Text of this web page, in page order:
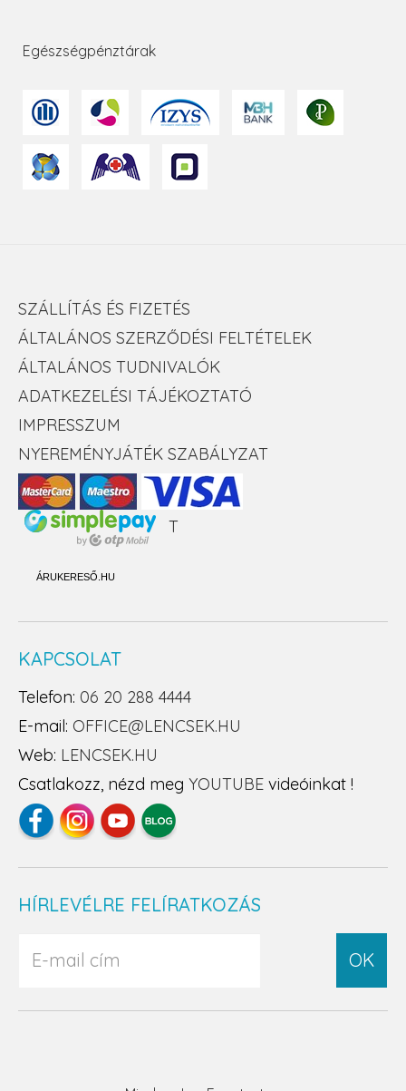
Egészségpénztárak
SZÁLLÍTÁS ÉS FIZETÉS
ÁLTALÁNOS SZERZŐDÉSI FELTÉTELEK
ÁLTALÁNOS TUDNIVALÓK
ADATKEZELÉSI TÁJÉKOZTATÓ
IMPRESSZUM
NYEREMÉNYJÁTÉK SZABÁLYZAT
T
ÁRUKERESŐ.HU
KAPCSOLAT
Telefon: 06 20 288 4444
E-mail: OFFICE@LENCSEK.HU
Web: LENCSEK.HU
Csatlakozz, nézd meg YOUTUBE videóinkat !
HÍRLEVÉLRE FELÍRATKOZÁS
OK